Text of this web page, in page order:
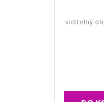
viditelný